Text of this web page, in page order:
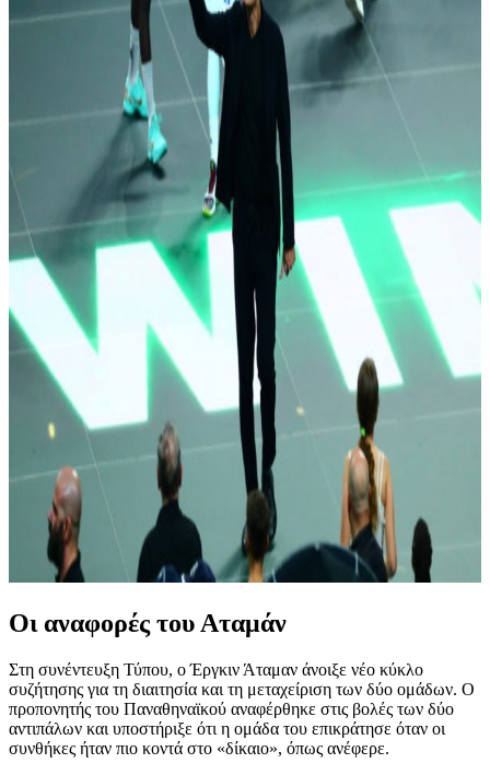
Οι αναφορές του Αταμάν
Στη συνέντευξη Τύπου, ο Έργκιν Άταμαν άνοιξε νέο κύκλο
συζήτησης για τη διαιτησία και τη μεταχείριση των δύο ομάδων. Ο
προπονητής του Παναθηναϊκού αναφέρθηκε στις βολές των δύο
αντιπάλων και υποστήριξε ότι η ομάδα του επικράτησε όταν οι
συνθήκες ήταν πιο κοντά στο «δίκαιο», όπως ανέφερε.